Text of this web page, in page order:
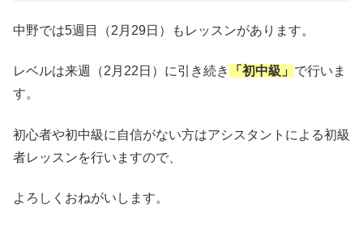
中野では5週目（2月29日）もレッスンがあります。
レベルは来週（2月22日）に引き続き 「初中級」 で行いま
す。
初心者や初中級に自信がない方はアシスタントによる初級
者レッスンを行いますので、
よろしくおねがいします。